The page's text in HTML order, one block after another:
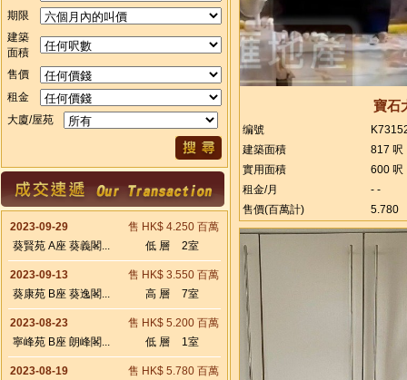
期限
建築
面積
售價
租金
大廈/屋苑
2023-09-29
售 HK$ 4.250 百萬
葵賢苑 A座 葵義閣...
低 層 2室
2023-09-13
售 HK$ 3.550 百萬
葵康苑 B座 葵逸閣...
高 層 7室
2023-08-23
售 HK$ 5.200 百萬
寧峰苑 B座 朗峰閣...
低 層 1室
2023-08-19
售 HK$ 5.780 百萬
寶石
编號
建築面積
817 呎
實用面積
600 呎
租金/月
- -
售價(百萬計)
5.780